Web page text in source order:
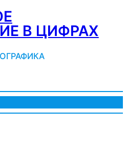
В ЦИФРАХ